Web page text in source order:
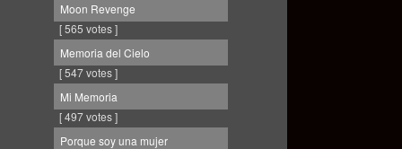
Moon Revenge
[ 565 votes ]
Memoria del Cielo
[ 547 votes ]
Mi Memoria
[ 497 votes ]
Porque soy una mujer